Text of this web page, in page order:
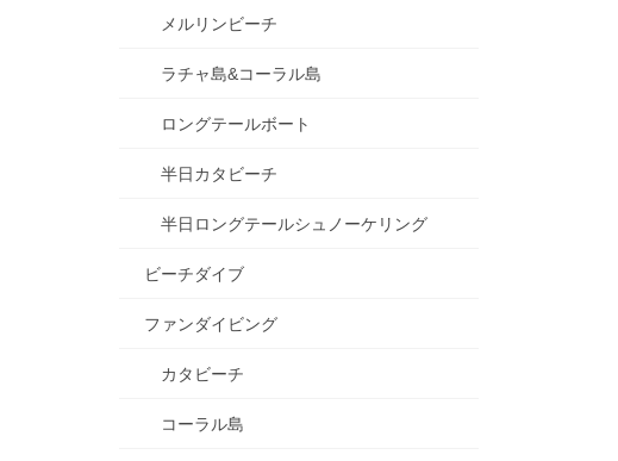
メルリンビーチ
ラチャ島&コーラル島
ロングテールボート
半日カタビーチ
半日ロングテールシュノーケリング
ビーチダイブ
ファンダイビング
カタビーチ
コーラル島